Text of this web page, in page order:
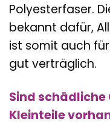
Polyesterfaser.
bekannt dafür,
ist somit auch
gut verträglich.
Sind
Kleinteile